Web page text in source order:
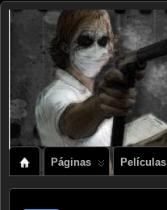
Páginas Películas